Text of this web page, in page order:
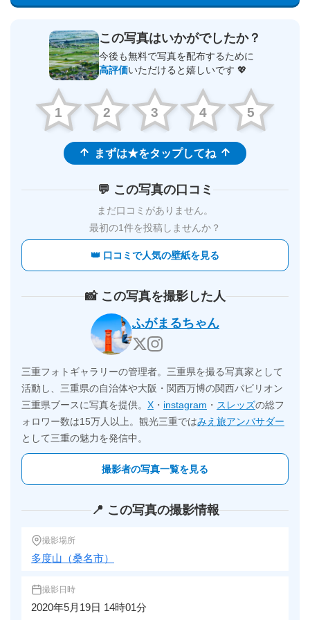
この写真はいかがでしたか？
今後も無料で写真を配布するために
高評価いただけると嬉しいです 💖
1 2 3 4 5
まずは★をタップしてね
💬 この写真の口コミ
まだ口コミがありません。
最初の1件を投稿しませんか？
👑 口コミで人気の壁紙を見る
📸 この写真を撮影した人
ふがまるちゃん
三重フォトギャラリーの管理者。三重県を撮る写真家として
活動し、三重県の自治体や大阪・関西万博の関西パビリオン
三重県ブースに写真を提供。 X ・ instagram ・ スレッズの総フ
ォロワー数は15万人以上。観光三重ではみえ旅アンバサダー
として三重の魅力を発信中。
撮影者の写真一覧を見る
📍 この写真の撮影情報
撮影場所
多度山（桑名市）
撮影日時
2020年5月19日 14時01分